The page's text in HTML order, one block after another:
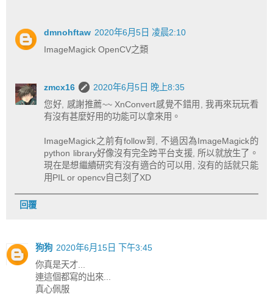
dmnohftaw 2020年6月5日 凌晨2:10
ImageMagick OpenCV之類
zmcx16
2020年6月5日 晚上8:35
您好, 感謝推薦~~ XnConvert感覺不錯用, 我再來玩玩看
有沒有甚麼好用的功能可以拿來用。
ImageMagick之前有follow到, 不過因為ImageMagick的
python library好像沒有完全跨平台支援, 所以就放生了。
現在是想繼續研究有沒有適合的可以用, 沒有的話就只能
用PIL or opencv自己刻了XD
回覆
狗狗 2020年6月15日 下午3:45
你真是天才...
連這個都寫的出來...
真心佩服